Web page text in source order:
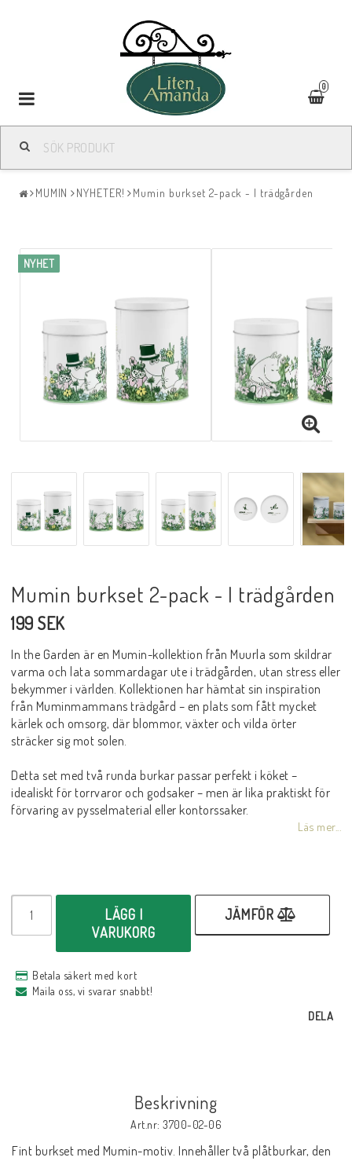
0
Toggle
navigation
MUMIN NYHETER! Mumin burkset 2-pack - I trädgården
NYHET
Mumin burkset 2-pack - I trädgården
199 SEK
In the Garden är en Mumin-kollektion från Muurla som skildrar
varma och lata sommardagar ute i trädgården, utan stress eller
bekymmer i världen. Kollektionen har hämtat sin inspiration
från Muminmammans trädgård – en plats som fått mycket
kärlek och omsorg, där blommor, växter och vilda örter
sträcker sig mot solen.
Detta set med två runda burkar passar perfekt i köket –
idealiskt för torrvaror och godsaker – men är lika praktiskt för
förvaring av pysselmaterial eller kontorssaker.
Läs mer...
LÄGG I
VARUKORG
JÄMFÖR
Betala säkert med kort
Maila oss, vi svarar snabbt!
DELA
Beskrivning
Art.nr: 3700-02-06
Fint burkset med Mumin-motiv. Innehåller två plåtburkar, den